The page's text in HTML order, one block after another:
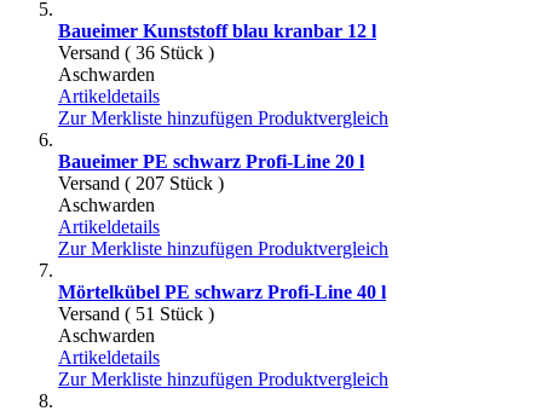
Baueimer Kunststoff blau kranbar 12 l
Versand ( 36 Stück )
Aschwarden
Artikeldetails
Zur Merkliste hinzufügen Produktvergleich
Baueimer PE schwarz Profi-Line 20 l
Versand ( 207 Stück )
Aschwarden
Artikeldetails
Zur Merkliste hinzufügen Produktvergleich
Mörtelkübel PE schwarz Profi-Line 40 l
Versand ( 51 Stück )
Aschwarden
Artikeldetails
Zur Merkliste hinzufügen Produktvergleich